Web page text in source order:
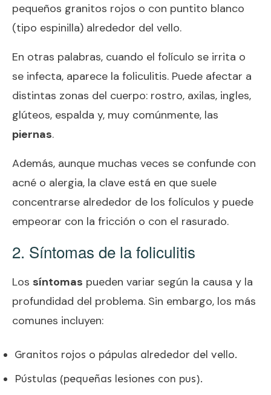
pequeños granitos rojos o con puntito blanco
(tipo espinilla) alrededor del vello.
En otras palabras, cuando el folículo se irrita o
se infecta, aparece la foliculitis. Puede afectar a
distintas zonas del cuerpo: rostro, axilas, ingles,
glúteos, espalda y, muy comúnmente, las
piernas.
Además, aunque muchas veces se confunde con
acné o alergia, la clave está en que suele
concentrarse alrededor de los folículos y puede
empeorar con la fricción o con el rasurado.
2. Síntomas de la foliculitis
Los síntomas pueden variar según la causa y la
profundidad del problema. Sin embargo, los más
comunes incluyen:
Granitos rojos o pápulas alrededor del vello.
Pústulas (pequeñas lesiones con pus).